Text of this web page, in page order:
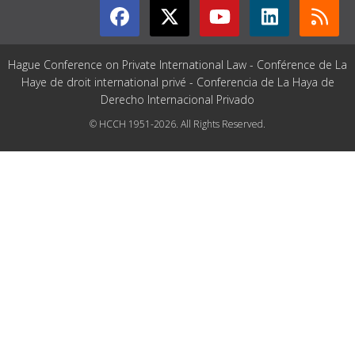
Hague Conference on Private International Law - Conférence de La
Haye de droit international privé - Conferencia de La Haya de
Derecho Internacional Privado
© HCCH 1951-2026. All Rights Reserved.